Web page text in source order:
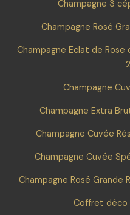
Champagne 3
Champagne Rosé
Champagne Eclat de
Champagne
Champagne Extra
Champagne Cuvée
Champagne Cuvée
Champagne Rosé Grande
Coffret déco